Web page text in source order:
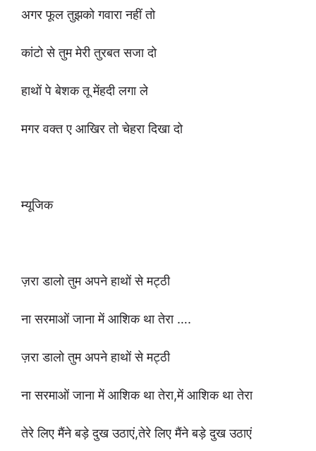
अगर फूल तुझको गवारा नहीं तो
कांटो से तुम मेरी तुरबत सजा दो
हाथों पे बेशक तू मेंहदी लगा ले
मगर वक्त ए आखिर तो चेहरा दिखा दो
म्यूजिक
ज़रा डालो तुम अपने हाथों से मट्ठी
ना सरमाओं जाना में आशिक था तेरा ….
ज़रा डालो तुम अपने हाथों से मट्ठी
ना सरमाओं जाना में आशिक था तेरा,में आशिक था तेरा
तेरे लिए मैंने बड़े दुख उठाएं,तेरे लिए मैंने बड़े दुख उठाएं